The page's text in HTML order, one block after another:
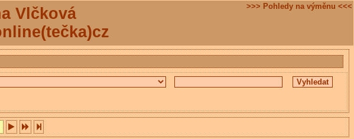
Vlčková
>>> Pohledy na výměnu <<<